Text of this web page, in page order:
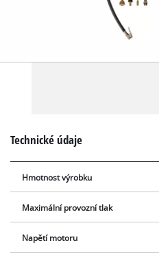
Technické údaje
Hmotnost výrobku
Maximální provozní tlak
Napětí motoru